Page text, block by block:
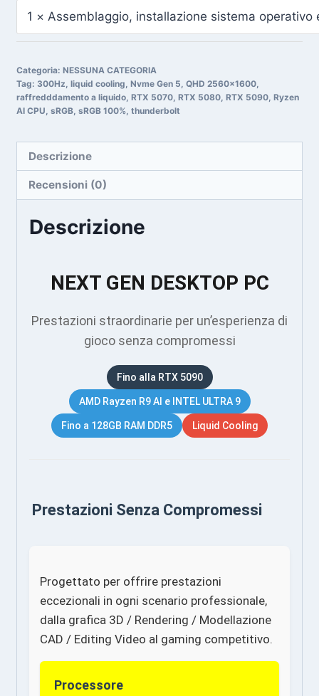
Categoria:NESSUNA CATEGORIA
Tag: 300Hz,liquid cooling,Nvme Gen 5,QHD 2560x1600,
raffredddamento a liquido,RTX 5070,RTX 5080,RTX 5090,Ryzen
AI CPU,sRGB,sRGB 100%,thunderbolt
Descrizione
Recensioni (0)
Descrizione
NEXT GEN DESKTOP PC
Prestazioni straordinarie per un’esperienza di
gioco senza compromessi
Fino alla RTX 5090
AMD Rayzen R9 AI e INTEL ULTRA 9
Fino a 128GB RAM DDR5 Liquid Cooling
Prestazioni Senza Compromessi
Progettato per offrire prestazioni
eccezionali in ogni scenario professionale,
dalla grafica 3D / Rendering / Modellazione
CAD / Editing Video al gaming competitivo.
Processore